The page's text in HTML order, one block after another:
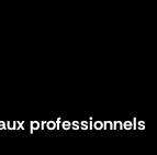
professionnels